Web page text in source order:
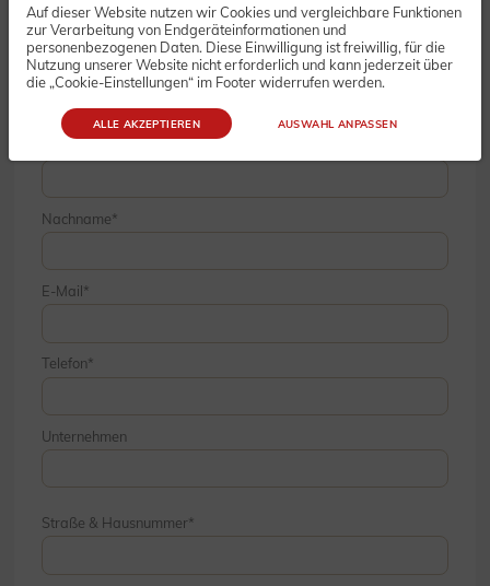
Bestellung
Nachname
E-Mail
Telefon
Unternehmen
Straße & Hausnummer
Auf dieser Website nutzen wir Cookies und vergleichbare Funktionen
zur Verarbeitung von Endgeräteinformationen und
personenbezogenen Daten. Diese Einwilligung ist freiwillig, für die
Nutzung unserer Website nicht erforderlich und kann jederzeit über
die „Cookie-Einstellungen“ im Footer widerrufen werden.
ALLE AKZEPTIEREN AUSWAHL ANPASSEN